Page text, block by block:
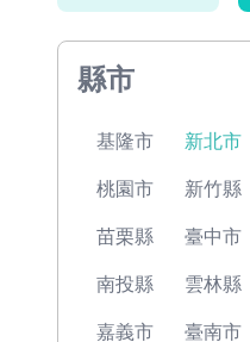
縣市
基隆市 新北市
桃園市 新竹縣
苗栗縣 臺中市
南投縣 雲林縣
嘉義市 臺南市